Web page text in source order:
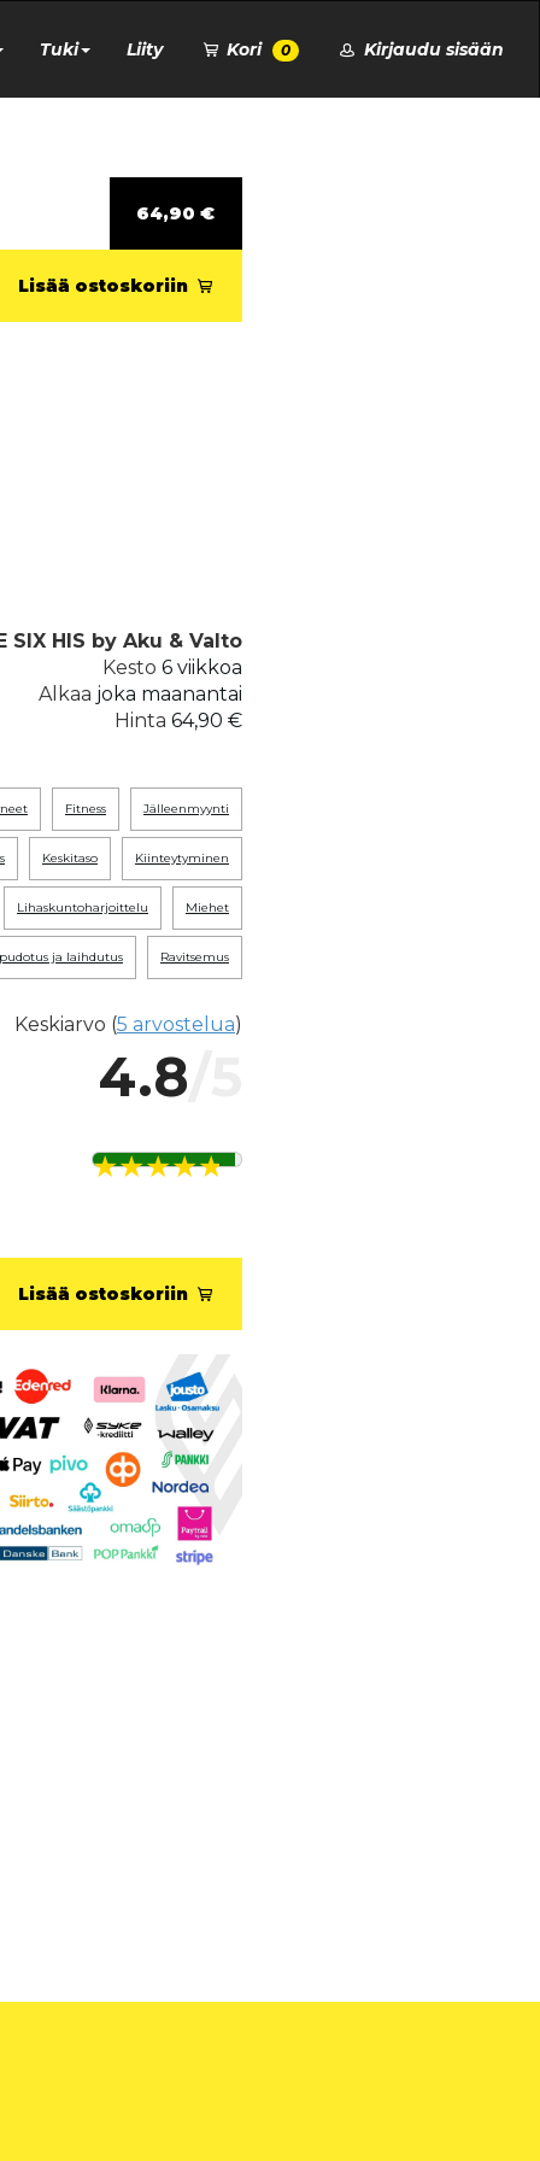
Tuki Liity Kori 0 Kirjaudu sisään
64,90 €
Lisää ostoskoriin
SIX HIS by Aku & Valto
Kesto 6 viikkoa
Alkaa joka maanantai
Hinta 64,90 €
fitness jälleenmyynti
keskitaso kiinteytyminen
lihaskuntoharjoittelu miehet
ja laihdutus ravitsemus
Keskiarvo (5 arvostelua)
4.8
Lisää ostoskoriin